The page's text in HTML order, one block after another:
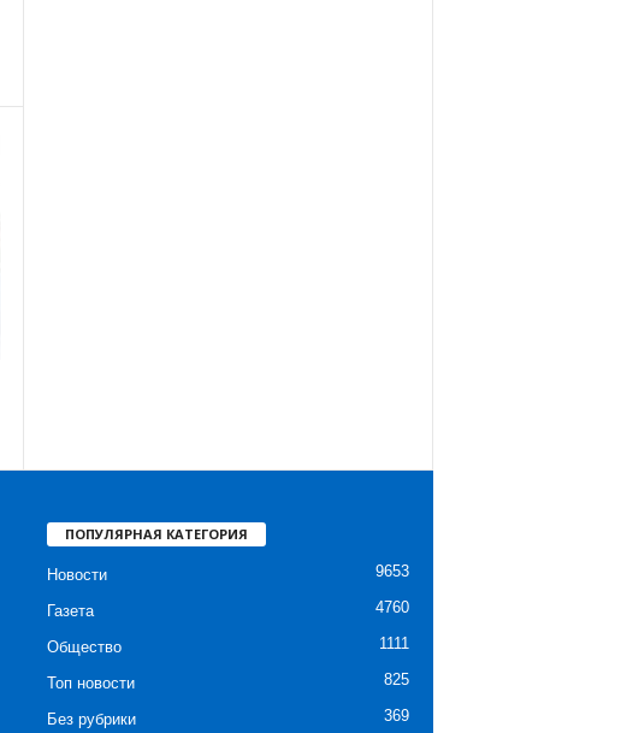
ПОПУЛЯРНАЯ КАТЕГОРИЯ
Новости 9653
Газета 4760
Общество 1111
Топ новости 825
Без рубрики 369